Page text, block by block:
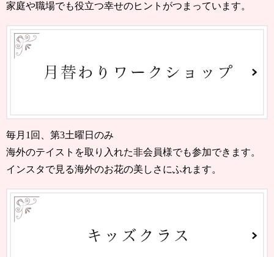
家庭や職場でも役立つ幸せのヒントがつまっています。
毎月1回、第3土曜日のみ
海外のテイストを取り入れた非会員様でも参加できます。
インスタで見る海外のお花の美しさにふれます。